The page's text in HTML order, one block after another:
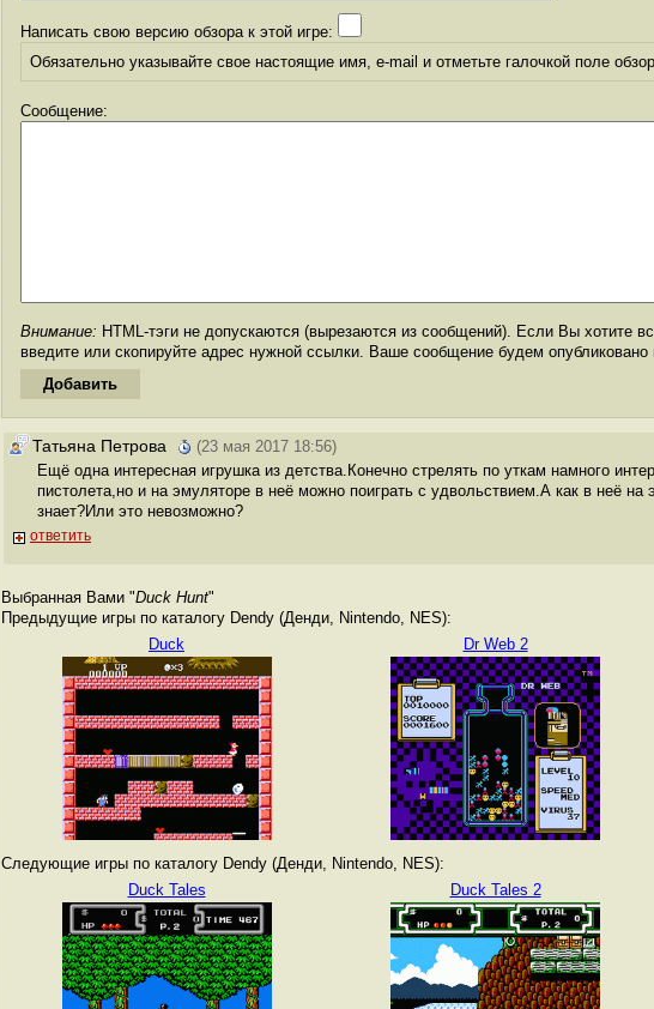
Написать свою версию обзора к этой игре:
Обязательно указывайте свое настоящие имя, e-mail и отметьте галочкой поле
Сообщение:
Внимание: HTML-тэги не допускаются (вырезаются из сообщений). Если Вы хотите
введите или скопируйте адрес нужной ссылки. Ваше сообщение будем
Татьяна Петрова
(23 мая 2017 18:56)
Ещё одна интересная игрушка из детства.Конечно стрелять по уткам намного
пистолета,но и на эмуляторе в неё можно поиграть с удвольствием.А как в неё на
знает?Или это невозможно?
ответить
Выбранная Вами "Duck Hunt"
Предыдущие игры по каталогу Dendy (Денди, Nintendo, NES):
Duck
Dr Web 2
Следующие игры по каталогу Dendy (Денди, Nintendo, NES):
Duck Tales
Duck Tales 2